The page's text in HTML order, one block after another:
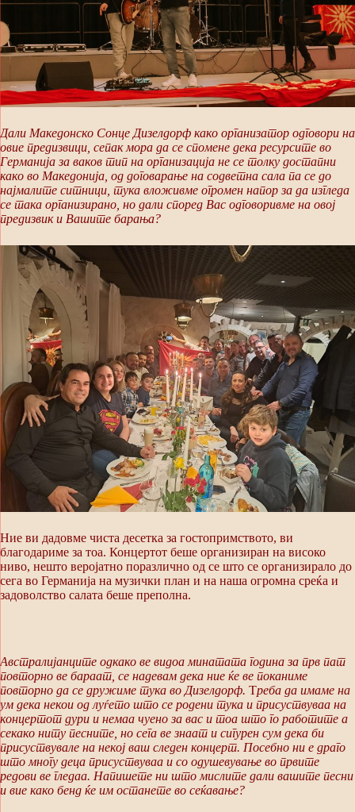
Дали Македонско Сонце Дизелдорф како организатор одговори на
овие предизвици, сепак мора да се спомене дека ресурсите во
Германија за ваков тип на организација не се толку достапни
како во Македонија, од договарање на содветна сала па се до
најмалите ситници, тука вложивме огромен напор за да изгледа
се така организирано, но дали според Вас одговоривме на овој
предизвик и Вашите барања?
Ние ви дадовме чиста десетка за гостопримството, ви
благодариме за тоа. Концертот беше организиран на високо
ниво, нешто веројатно поразлично од се што се организирало до
сега во Германија на музички план и на наша огромна среќа и
задоволство салата беше преполна.
Австралијанците одкако ве видоа минатата година за прв пат
повторно ве бараат, се надевам дека ние ќе ве поканиме
повторно да се дружиме тука во Дизелдорф. Треба да имаме на
ум дека некои од луѓето што се родени тука и присуствуваа на
концертот дури и немаа чуено за вас и тоа што го работите а
секако ниту песните, но сега ве знаат и сигурен сум дека би
присуствувале на некој ваш следен концерт. Посебно ни е драго
што многу деца присуствуваа и со одушевување во првите
редови ве гледаа. Напишете ни што мислите дали вашите песни
и вие како бенд ќе им останете во сеќавање?